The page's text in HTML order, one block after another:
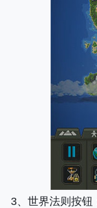
3、 世界法则按钮